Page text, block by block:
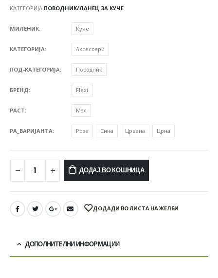
КАТЕГОРИЈА ПОВОДНИК/ЛАНЕЦ ЗА КУЧЕ
МИЛЕНИК Куче
КАТЕГОРИЈА Аксесоари
ПОД-КАТЕГОРИЈА Поводник
БРЕНД Flexi
РАСТ Мал
PA_ВАРИЈАНТА Розе Сина Црвена Црна
ДОДАЈ ВО КОШНИЦА
ДОДАДИ ВО ЛИСТА НА ЖЕЛБИ
ДОПОЛНИТЕЛНИ ИНФОРМАЦИИ